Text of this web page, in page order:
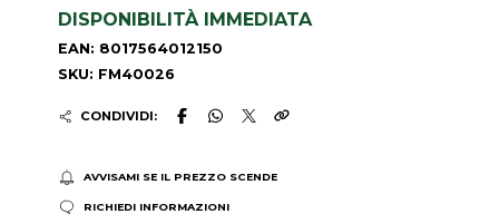
DISPONIBILITÀ IMMEDIATA
EAN: 8017564012150
SKU: FM40026
CONDIVIDI:
AVVISAMI SE IL PREZZO SCENDE
RICHIEDI INFORMAZIONI